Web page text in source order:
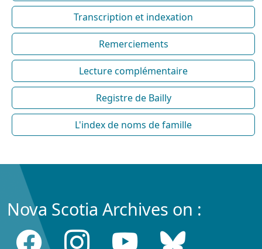
Transcription et indexation
Remerciements
Lecture complémentaire
Registre de Bailly
L'index de noms de famille
Nova Scotia Archives on :